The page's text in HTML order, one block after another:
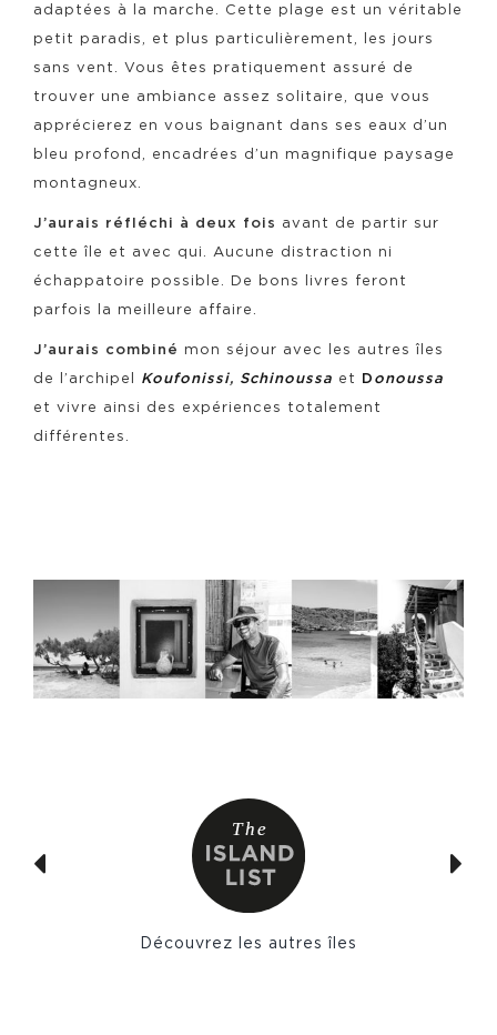
adaptées à la marche. Cette plage est un véritable
petit paradis, et plus particulièrement, les jours
sans vent. Vous êtes pratiquement assuré de
trouver une ambiance assez solitaire, que vous
apprécierez en vous baignant dans ses eaux d’un
bleu profond, encadrées d’un magnifique paysage
montagneux.
J’aurais réfléchi à deux fois
avant de partir sur
cette île et avec qui. Aucune distraction ni
échappatoire possible. De bons livres feront
parfois la meilleure affaire.
J’aurais combiné mon séjour avec les autres îles
de l’archipel Koufonissi, Schinoussa et D onoussa
et vivre ainsi des expériences totalement
différentes.
Découvrez les autres îles